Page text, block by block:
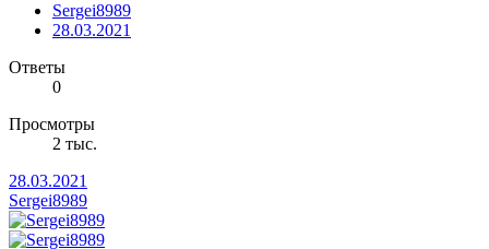
Sergei8989
28.03.2021
Ответы
0
Просмотры
2 тыс.
28.03.2021
Sergei8989